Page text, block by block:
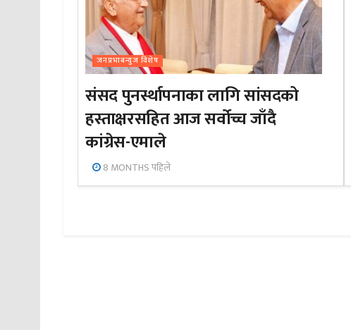
जनप्रभाबन्युज विशेष
संसद पुनर्स्थापनाका लागि सांसदको
हस्ताक्षरसहित आज सर्वोच्च जाँदै
कांग्रेस-एमाले
8 MONTHS पहिले